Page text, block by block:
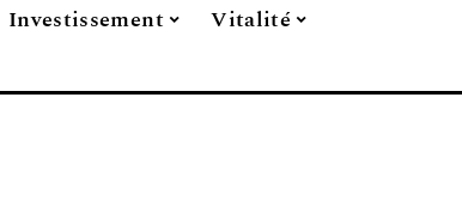
Investissement
Vitalité